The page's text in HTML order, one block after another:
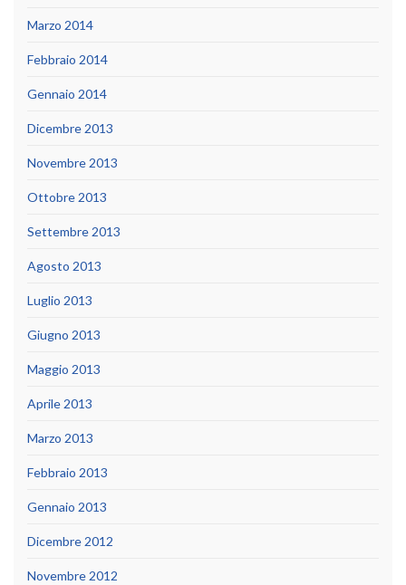
Marzo 2014
Febbraio 2014
Gennaio 2014
Dicembre 2013
Novembre 2013
Ottobre 2013
Settembre 2013
Agosto 2013
Luglio 2013
Giugno 2013
Maggio 2013
Aprile 2013
Marzo 2013
Febbraio 2013
Gennaio 2013
Dicembre 2012
Novembre 2012